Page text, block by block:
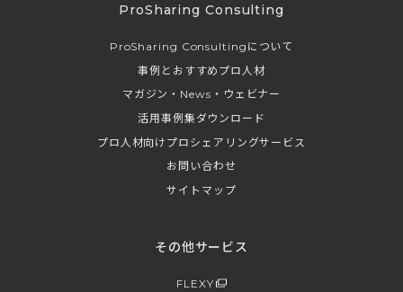
ProSharing Consulting
ProSharing Consultingについて
事例とおすすめプロ人材
マガジン・News・ウェビナー
活用事例集ダウンロード
プロ人材向けプロシェアリングサービス
お問い合わせ
サイトマップ
その他サービス
FLEXY